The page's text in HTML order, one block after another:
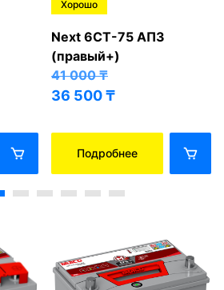
Хорошо
Next 6СТ-75 АПЗ
(правый+)
41 000₸
36 500₸
Подробнее